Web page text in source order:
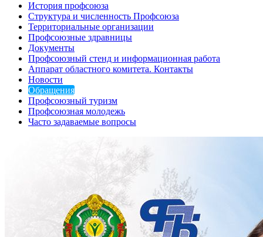
История профсоюза
Структура и численность Профсоюза
Территориальные организации
Профсоюзные здравницы
Документы
Профсоюзный стенд и информационная работа
Аппарат областного комитета. Контакты
Новости
Обращения
Профсоюзный туризм
Профсоюзная молодежь
Часто задаваемые вопросы